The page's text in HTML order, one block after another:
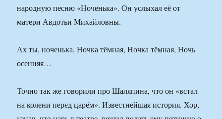
народную песню «Ноченька». Он услыхал её от
матери Авдотьи Михайловны.
Ах ты, ноченька, Ночка тёмная, Ночка тёмная, Ночь
осенняя…
Точно так же говорили про Шаляпина, что он «встал
на колени перед царём». Известнейшая история. Хор,